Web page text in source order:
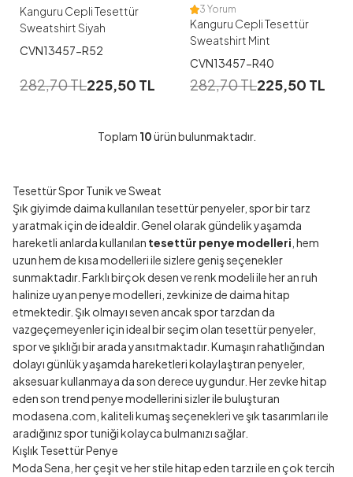
Kanguru Cepli Tesettür
Sweatshirt Siyah
CVN13457-R52
282,70TL225,50 TL
3 Yorum
Kanguru Cepli Tesettür
Sweatshirt Mint
CVN13457-R40
282,70TL225,50 TL
Toplam 10ürün bulunmaktadır.
Tesettür Spor Tunik ve Sweat
Şık giyimde daima kullanılan tesettür penyeler, spor bir tarz
yaratmak için de idealdir. Genel olarak gündelik yaşamda
hareketli anlarda kullanılan tesettür penye modelleri , hem
uzun hem de kısa modelleri ile sizlere geniş seçenekler
sunmaktadır. Farklı birçok desen ve renk modeli ile her an ruh
halinize uyan penye modelleri, zevkinize de daima hitap
etmektedir. Şık olmayı seven ancak spor tarzdan da
vazgeçemeyenler için ideal bir seçim olan tesettür penyeler,
spor ve şıklığı bir arada yansıtmaktadır. Kumaşın rahatlığından
dolayı günlük yaşamda hareketleri kolaylaştıran penyeler,
aksesuar kullanmaya da son derece uygundur. Her zevke hitap
eden son trend penye modellerini sizler ile buluşturan
modasena.com, kaliteli kumaş seçenekleri ve şık tasarımları ile
aradığınız spor tuniği kolayca bulmanızı sağlar.
Kışlık Tesettür Penye
Moda Sena, her çeşit ve her stile hitap eden tarzı ile en çok tercih